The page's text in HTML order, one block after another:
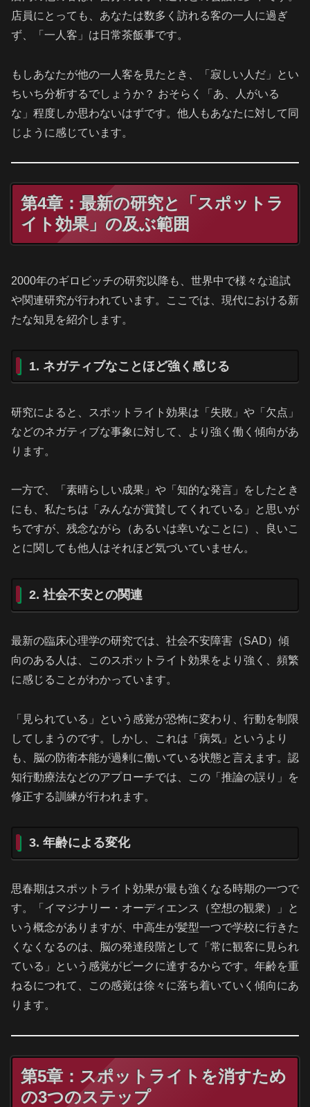
店員にとっても、あなたは数多く訪れる客の一人に過ぎ
ず、「一人客」は日常茶飯事です。
もしあなたが他の一人客を見たとき、「寂しい人だ」とい
ちいち分析するでしょうか？ おそらく「あ、人がいる
な」程度しか思わないはずです。他人もあなたに対して同
じように感じています。
第4章：最新の研究と「スポットラ
イト効果」の及ぶ範囲
2000年のギロビッチの研究以降も、世界中で様々な追試
や関連研究が行われています。ここでは、現代における新
たな知見を紹介します。
1. ネガティブなことほど強く感じる
研究によると、スポットライト効果は「失敗」や「欠点」
などのネガティブな事象に対して、より強く働く傾向があ
ります。
一方で、「素晴らしい成果」や「知的な発言」をしたとき
にも、私たちは「みんなが賞賛してくれている」と思いが
ちですが、残念ながら（あるいは幸いなことに）、良いこ
とに関しても他人はそれほど気づいていません。
2. 社会不安との関連
最新の臨床心理学の研究では、社会不安障害（SAD）傾
向のある人は、このスポットライト効果をより強く、頻繁
に感じることがわかっています。
「見られている」という感覚が恐怖に変わり、行動を制限
してしまうのです。しかし、これは「病気」というより
も、脳の防衛本能が過剰に働いている状態と言えます。認
知行動療法などのアプローチでは、この「推論の誤り」を
修正する訓練が行われます。
3. 年齢による変化
思春期はスポットライト効果が最も強くなる時期の一つで
す。「イマジナリー・オーディエンス（空想の観衆）」と
いう概念がありますが、中高生が髪型一つで学校に行きた
くなくなるのは、脳の発達段階として「常に観客に見られ
ている」という感覚がピークに達するからです。年齢を重
ねるにつれて、この感覚は徐々に落ち着いていく傾向にあ
ります。
第5章：スポットライトを消すため
の3つのステップ